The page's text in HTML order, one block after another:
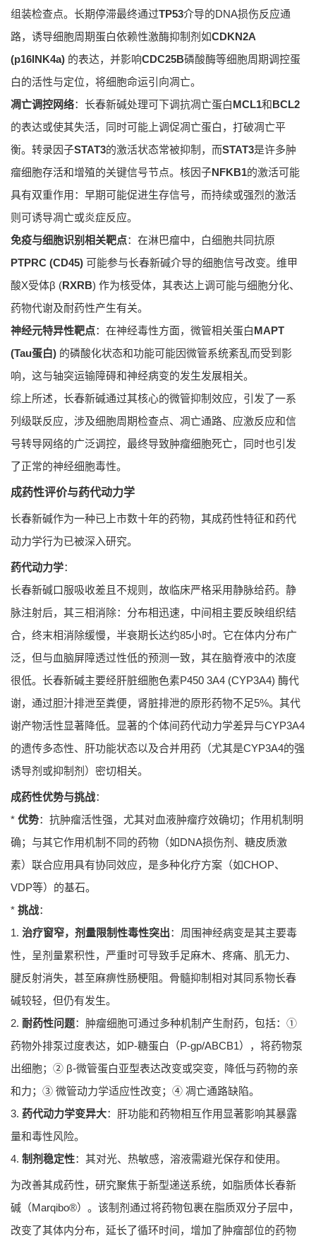
组装检查点。长期停滞最终通过TP53介导的DNA损伤反应通
路，诱导细胞周期蛋白依赖性激酶抑制剂如CDKN2A
(p16INK4a) 的表达，并影响CDC25B磷酸酶等细胞周期调控蛋
白的活性与定位，将细胞命运引向凋亡。
凋亡调控网络：长春新碱处理可下调抗凋亡蛋白MCL1和BCL2
的表达或使其失活，同时可能上调促凋亡蛋白，打破凋亡平
衡。转录因子STAT3的激活状态常被抑制，而STAT3是许多肿
瘤细胞存活和增殖的关键信号节点。核因子NFKB1的激活可能
具有双重作用：早期可能促进生存信号，而持续或强烈的激活
则可诱导凋亡或炎症反应。
免疫与细胞识别相关靶点：在淋巴瘤中，白细胞共同抗原
PTPRC (CD45) 可能参与长春新碱介导的细胞信号改变。维甲
酸X受体β (RXRB) 作为核受体，其表达上调可能与细胞分化、
药物代谢及耐药性产生有关。
神经元特异性靶点：在神经毒性方面，微管相关蛋白MAPT
(Tau蛋白) 的磷酸化状态和功能可能因微管系统紊乱而受到影
响，这与轴突运输障碍和神经病变的发生发展相关。
综上所述，长春新碱通过其核心的微管抑制效应，引发了一系
列级联反应，涉及细胞周期检查点、凋亡通路、应激反应和信
号转导网络的广泛调控，最终导致肿瘤细胞死亡，同时也引发
了正常的神经细胞毒性。
成药性评价与药代动力学
长春新碱作为一种已上市数十年的药物，其成药性特征和药代
动力学行为已被深入研究。
药代动力学：
长春新碱口服吸收差且不规则，故临床严格采用静脉给药。静
脉注射后，其三相消除：分布相迅速，中间相主要反映组织结
合，终末相消除缓慢，半衰期长达约85小时。它在体内分布广
泛，但与血脑屏障透过性低的预测一致，其在脑脊液中的浓度
很低。长春新碱主要经肝脏细胞色素P450 3A4 (CYP3A4) 酶代
谢，通过胆汁排泄至粪便，肾脏排泄的原形药物不足5%。其代
谢产物活性显著降低。显著的个体间药代动力学差异与CYP3A4
的遗传多态性、肝功能状态以及合并用药（尤其是CYP3A4的强
诱导剂或抑制剂）密切相关。
成药性优势与挑战：
* 优势：抗肿瘤活性强，尤其对血液肿瘤疗效确切；作用机制明
确；与其它作用机制不同的药物（如DNA损伤剂、糖皮质激
素）联合应用具有协同效应，是多种化疗方案（如CHOP、
VDP等）的基石。
* 挑战：
1. 治疗窗窄，剂量限制性毒性突出：周围神经病变是其主要毒
性，呈剂量累积性，严重时可导致手足麻木、疼痛、肌无力、
腱反射消失，甚至麻痹性肠梗阻。骨髓抑制相对其同系物长春
碱较轻，但仍有发生。
2. 耐药性问题：肿瘤细胞可通过多种机制产生耐药，包括：①
药物外排泵过度表达，如P-糖蛋白（P-gp/ABCB1），将药物泵
出细胞；② β-微管蛋白亚型表达改变或突变，降低与药物的亲
和力；③ 微管动力学适应性改变；④ 凋亡通路缺陷。
3. 药代动力学变异大：肝功能和药物相互作用显著影响其暴露
量和毒性风险。
4. 制剂稳定性：其对光、热敏感，溶液需避光保存和使用。
为改善其成药性，研究聚焦于新型递送系统，如脂质体长春新
碱（Marqibo®）。该制剂通过将药物包裹在脂质双分子层中，
改变了其体内分布，延长了循环时间，增加了肿瘤部位的药物